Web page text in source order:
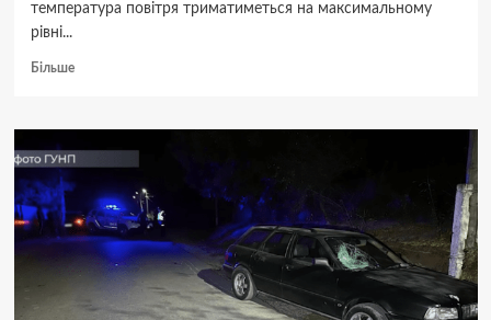
температура повітря триматиметься на максимальному
рівні...
БільшеДокладніше
понеділок
–
дощ,
потім
–
сухо,
але
хмарно: